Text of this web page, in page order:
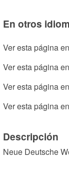
En otros
Ver esta página
Ver esta página
Ver esta página
Ver esta página
Descripción
Neue Deutsche